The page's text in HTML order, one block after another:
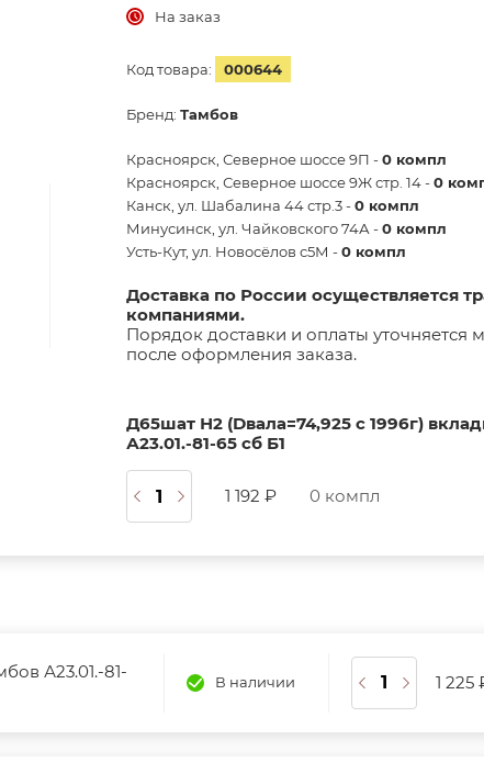
На заказ
Код товара: 000644
Бренд: Тамбов
Красноярск, Северное шоссе 9П -0 компл
Красноярск, Северное шоссе 9Ж стр. 14 -0
Канск, ул. Шабалина 44 стр.3 -0 компл
Минусинск, ул. Чайковского 74А -0 компл
Усть-Кут, ул. Новосёлов с5М -0 компл
Доставка по России осуществляется
компаниями.
Порядок доставки и оплаты уточняется
после оформления заказа.
Д65шат Н2 (Dвала=74,925 с 1996г)
А23.01.-81-65 сб Б1
1 192 ₽ 0 компл
А23.01.-81-
В наличии 1 225